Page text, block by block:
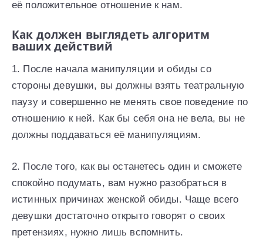
её положительное отношение к нам.
Как должен выглядеть алгоритм
ваших действий
1. После начала манипуляции и обиды со
стороны девушки, вы должны взять театральную
паузу и совершенно не менять свое поведение по
отношению к ней. Как бы себя она не вела, вы не
должны поддаваться её манипуляциям.
2. После того, как вы останетесь один и сможете
спокойно подумать, вам нужно разобраться в
истинных причинах женской обиды. Чаще всего
девушки достаточно открыто говорят о своих
претензиях, нужно лишь вспомнить.